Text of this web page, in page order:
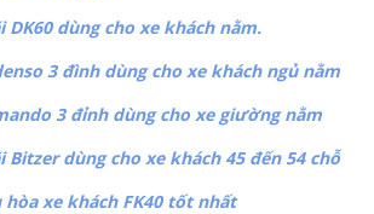
dùng cho xe khách nằm.
3 đình dùng cho xe khách ngủ nằm
3 đỉnh dùng cho xe giường nằm
dùng cho xe khách 45 đến 54 chỗ
hòa xe khách FK40 tốt nhất